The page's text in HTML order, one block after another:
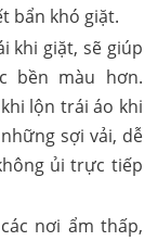
bẩn khó giặt.
khi giặt, sẽ giúp
bền màu hơn.
lộn trái áo khi
sợi vải, dễ
ủi trực tiếp
nơi ẩm thấp,